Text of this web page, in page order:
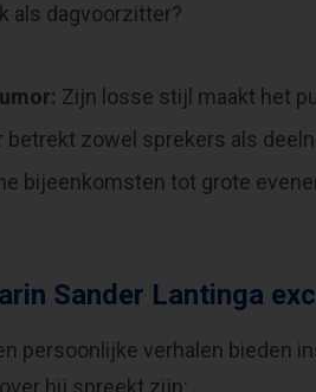
als dagvoorzitter?
Zijn losse stijl maakt het
betrekt zowel sprekers als
bijeenkomsten tot grote
Sander Lantinga
persoonlijke verhalen bieden
hij spreekt zijn: